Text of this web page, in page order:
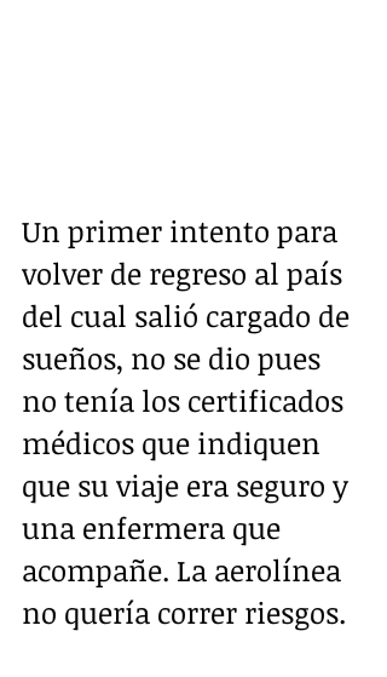
Un primer intento para
volver de regreso al país
del cual salió cargado de
sueños, no se dio pues
no tenía los certificados
médicos que indiquen
que su viaje era seguro y
una enfermera que
acompañe. La aerolínea
no quería correr riesgos.